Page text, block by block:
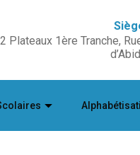
Plateaux 1ère Tranche,